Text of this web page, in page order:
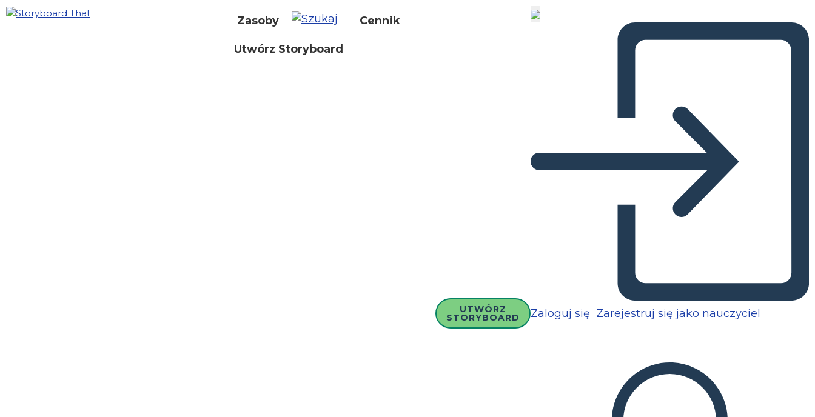
Zasoby Cennik
Utwórz Storyboard
UTWÓRZ
STORYBOARD Zaloguj się Zarejestruj się jako nauczyciel